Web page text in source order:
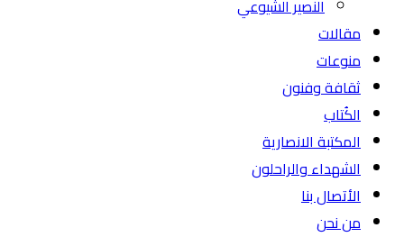
النصیر الشیوعي
مقالات
منوعات
ثقافة وفنون
الكُتاب
المكتبة الانصارية
الشهداء والراحلون
الأتصال بنا
من نحن